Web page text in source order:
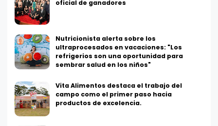
oficial de ganadores
Nutricionista alerta sobre los
ultraprocesados en vacaciones: "Los
refrigerios son una oportunidad para
sembrar salud en los niños"
Vita Alimentos destaca el trabajo del
campo como el primer paso hacia
productos de excelencia.